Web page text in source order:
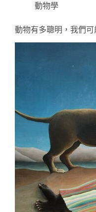
動物學
動物有多聰明，我們可